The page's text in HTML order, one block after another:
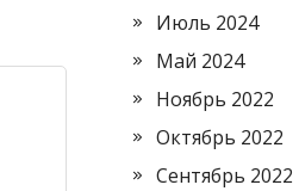
Июль 2024
Май 2024
Ноябрь 2022
Октябрь 2022
Сентябрь 2022